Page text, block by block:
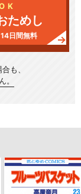
ためし
日間無料
も、
。